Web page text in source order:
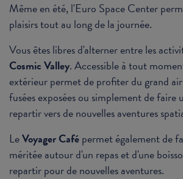
Même en été, l'Euro Space Center
plaisirs tout au long de la journée.
Vous êtes libres d'alterner entre les
Cosmic Valley. Accessible à tout
extérieur permet de profiter du grand
fusées exposées ou simplement de faire
repartir vers de nouvelles aventures
LeVoyager Cafépermet également de
méritée autour d'un repas et d'une
repartir pour de nouvelles aventures.